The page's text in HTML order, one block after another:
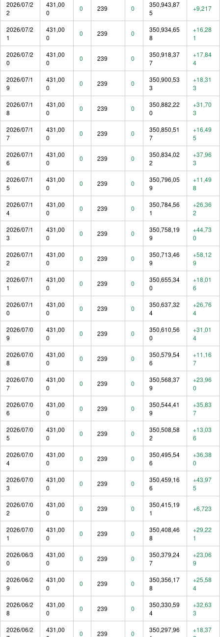
2026/07/2
2
431,00
0
0 239 0
350,943,87
5
+9,217
2026/07/2
1
431,00
0
0 239 0
350,934,65
8
+16,28
1
2026/07/2
0
431,00
0
0 239 0
350,918,37
7
+17,84
4
2026/07/1
9
431,00
0
0 239 0
350,900,53
3
+18,31
3
2026/07/1
8
431,00
0
0 239 0
350,882,22
0
+31,70
3
2026/07/1
7
431,00
0
0 239 0
350,850,51
7
+16,49
5
2026/07/1
6
431,00
0
0 239 0
350,834,02
2
+37,96
3
2026/07/1
5
431,00
0
0 239 0
350,796,05
9
+11,49
8
2026/07/1
4
431,00
0
0 239 0
350,784,56
1
+26,36
2
2026/07/1
3
431,00
0
0 239 0
350,758,19
9
+44,73
0
2026/07/1
2
431,00
0
0 239 0
350,713,46
9
+58,12
9
2026/07/1
1
431,00
0
0 239 0
350,655,34
0
+18,01
6
2026/07/1
0
431,00
0
0 239 0
350,637,32
4
+26,76
4
2026/07/0
9
431,00
0
0 239 0
350,610,56
0
+31,01
4
2026/07/0
8
431,00
0
0 239 0
350,579,54
6
+11,16
7
2026/07/0
7
431,00
0
0 239 0
350,568,37
9
+23,96
0
2026/07/0
6
431,00
0
0 239 0
350,544,41
9
+35,83
7
2026/07/0
5
431,00
0
0 239 0
350,508,58
2
+13,03
6
2026/07/0
4
431,00
0
0 239 0
350,495,54
6
+36,38
0
2026/07/0
3
431,00
0
0 239 0
350,459,16
6
+43,97
5
2026/07/0
2
431,00
0
0 239 0
350,415,19
1
+6,723
2026/07/0
1
431,00
0
0 239 0
350,408,46
8
+29,22
1
2026/06/3
0
431,00
0
0 239 0
350,379,24
7
+23,06
9
2026/06/2
9
431,00
0
0 239 0
350,356,17
8
+25,58
4
2026/06/2
8
431,00
0
0 239 0
350,330,59
4
+32,63
3
2026/06/2
431,00
0 239 0
350,297,96
+18,37